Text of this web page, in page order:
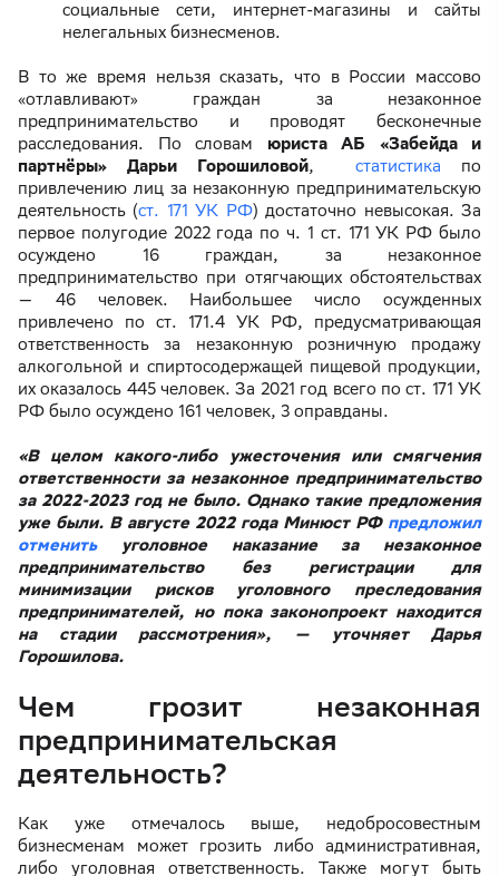
социальные сети, интернет-магазины и сайты
нелегальных бизнесменов.
В то же время нельзя сказать, что в России массово
«отлавливают» граждан за незаконное
предпринимательство и проводят бесконечные
расследования. По словам юриста АБ «Забейда и
партнёры» Дарьи Горошиловой, статистика по
привлечению лиц за незаконную предпринимательскую
деятельность (ст. 171 УК РФ) достаточно невысокая. За
первое полугодие 2022 года по ч. 1 ст. 171 УК РФ было
осуждено 16 граждан, за незаконное
предпринимательство при отягчающих обстоятельствах
— 46 человек. Наибольшее число осужденных
привлечено по ст. 171.4 УК РФ, предусматривающая
ответственность за незаконную розничную продажу
алкогольной и спиртосодержащей пищевой продукции,
их оказалось 445 человек. За 2021 год всего по ст. 171 УК
РФ было осуждено 161 человек, 3 оправданы.
«В целом какого-либо ужесточения или смягчения
ответственности за незаконное предпринимательство
за 2022-2023 год не было. Однако такие предложения
уже были. В августе 2022 года Минюст РФ предложил
отменитьуголовное наказание за незаконное
предпринимательство без регистрации для
минимизации рисков уголовного преследования
предпринимателей, но пока законопроект находится
на стадии рассмотрения», — уточняет Дарья
Горошилова.
Чем грозит незаконная
предпринимательская
деятельность?
Как уже отмечалось выше, недобросовестным
бизнесменам может грозить либо административная,
либо уголовная ответственность. Также могут быть